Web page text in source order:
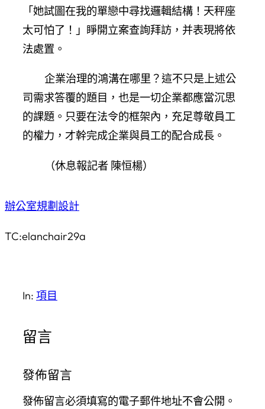
「她試圖在我的單戀中尋找邏輯結構！天秤座
太可怕了！」睜開立案查詢拜訪，并表現將依
法處置。
企業治理的鴻溝在哪里？這不只是上述公
司需求答覆的題目，也是一切企業都應當沉思
的課題。只要在法令的框架內，充足尊敬員工
的權力，才幹完成企業與員工的配合成長。
（休息報記者 陳恒楊）
辦公室規劃設計
TC:elanchair29a
In: 項目
留言
發佈留言
發佈留言必須填寫的電子郵件地址不會公開。